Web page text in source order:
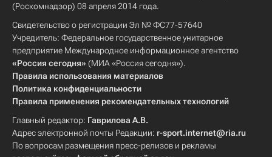
(Роскомнадзор) 08 апреля 2014 года.
Свидетельство о регистрации Эл № ФС77-57640
Учредитель: Федеральное государственное унитарное
предприятие Международное информационное агентство
«Россия сегодня» (МИА «Россия сегодня»).
Правила использования материалов
Политика конфиденциальности
Правила применения рекомендательных технологий
Главный редактор: Гаврилова А.В.
Адрес электронной почты Редакции: r-sport.internet@ria.ru
По вопросам размещения пресс-релизов и рекламы